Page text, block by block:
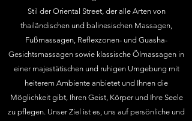
Stil der Oriental Street, der alle Arten von
thailändischen und balinesischen Massagen,
Fußmassagen, Reflexzonen- und Guasha-
Gesichtsmassagen sowie klassische Ölmassagen in
einer majestätischen und ruhigen Umgebung mit
heiterem Ambiente anbietet und Ihnen die
Möglichkeit gibt, Ihren Geist, Körper und Ihre Seele
zu pflegen. Unser Ziel ist es, uns auf persönliche und